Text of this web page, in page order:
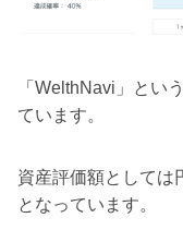
「WelthNavi」とい
ています。
資産評価額としては
となっています。